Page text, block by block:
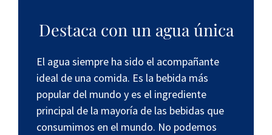
Destaca con un agua única
El agua siempre ha sido el acompañante
ideal de una comida. Es la bebida más
popular del mundo y es el ingrediente
principal de la mayoría de las bebidas que
consumimos en el mundo. No podemos